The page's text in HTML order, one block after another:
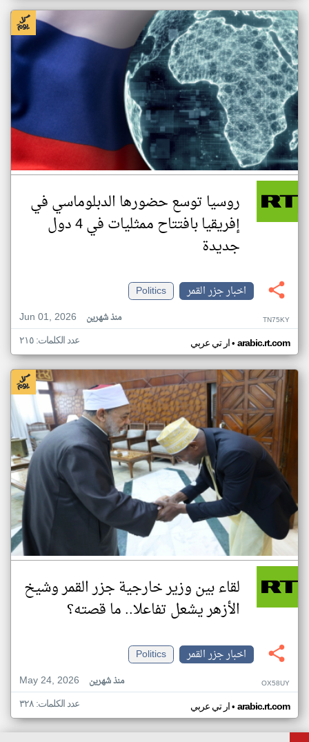
روسيا توسع حضورها الدبلوماسي في
إفريقيا بافتتاح ممثليات في 4 دول
جديدة
اخبار جزر القمر
Politics
Jun 01, 2026
منذ شهرين TN75KY
ار تي عربي• arabic.rt.com عدد الكلمات: ٢١٥
لقاء بين وزير خارجية جزر القمر وشيخ
الأزهر يشعل تفاعلا.. ما قصته؟
اخبار جزر القمر
Politics
May 24, 2026
منذ شهرين OX58UY
ار تي عربي• arabic.rt.com عدد الكلمات: ٣٢٨